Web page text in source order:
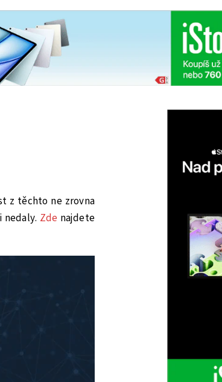
z těchto ne zrovna
nedaly. Zde najdete